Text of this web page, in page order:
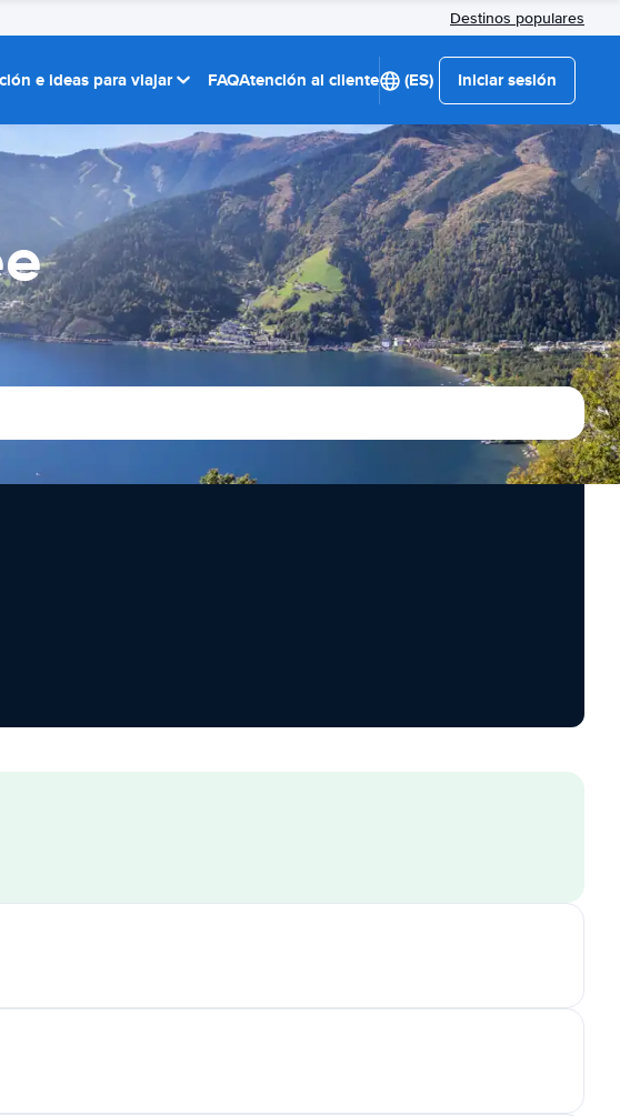
Destinos populares
e ideas para viajar FAQAtención al cliente (ES) Iniciar sesión